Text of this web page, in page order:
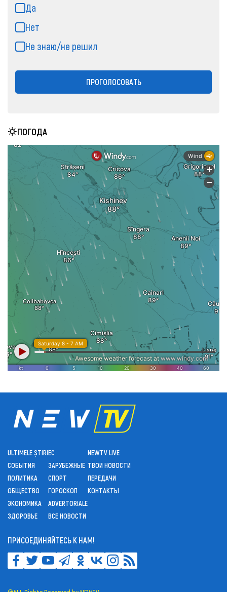
Да
Нет
Не знаю/не решил
ПРОГОЛОСОВАТЬ
ПОГОДА
ULTIMELE ȘTIRI
СОБЫТИЯ
ПОЛИТИКА
ОБЩЕСТВО
ЭКОНОМИКА
ЗДОРОВЬЕ
ЕС
ЗАРУБЕЖНЫЕ
СПОРТ
ГОРОСКОП
ADVERTORIALE
ВСЕ НОВОСТИ
NEWTV LIVE
ТВОИ НОВОСТИ
ПЕРЕДАЧИ
КОНТАКТЫ
ПРИСОЕДИНЯЙТЕСЬ К НАМ!